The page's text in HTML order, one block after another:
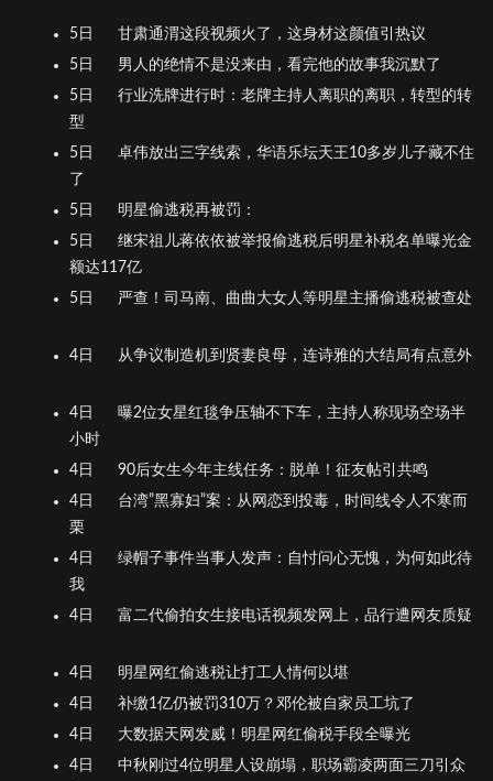
5日
甘肃通渭这段视频火了，这身材这颜值引热议
5日
男人的绝情不是没来由，看完他的故事我沉默了
5日
行业洗牌进行时：老牌主持人离职的离职，转型的转
型
5日
卓伟放出三字线索，华语乐坛天王10多岁儿子藏不住
了
5日
明星偷逃税再被罚：
5日
继宋祖儿蒋依依被举报偷逃税后明星补税名单曝光金
额达117亿
5日
严查！司马南、曲曲大女人等明星主播偷逃税被查处
4日 从争议制造机到贤妻良母，连诗雅的大结局有点意外
4日
曝2位女星红毯争压轴不下车，主持人称现场空场半
小时
4日
90后女生今年主线任务：脱单！征友帖引共鸣
4日
台湾”黑寡妇”案：从网恋到投毒，时间线令人不寒而
栗
4日
绿帽子事件当事人发声：自忖问心无愧，为何如此待
我
4日
富二代偷拍女生接电话视频发网上，品行遭网友质疑
4日
明星网红偷逃税让打工人情何以堪
4日
补缴1亿仍被罚310万？邓伦被自家员工坑了
4日
大数据天网发威！明星网红偷税手段全曝光
4日
中秋刚过4位明星人设崩塌，职场霸凌两面三刀引众